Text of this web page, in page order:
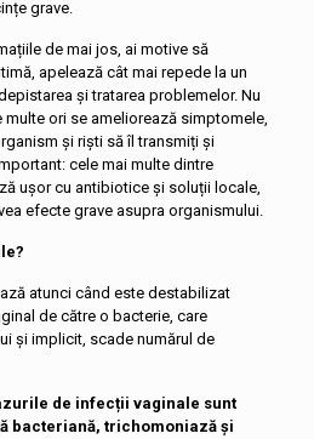
grave.
de mai jos, ai motive să
apelează cât mai repede la un
și tratarea problemelor. Nu
multe ori se ameliorează simptomele,
și riști să îl transmiți și
cele mai multe dintre
ușor cu antibiotice și soluții locale,
efecte grave asupra organismului.
atunci când este destabilizat
de către o bacterie, care
și implicit, scade numărul de
de infecții vaginale sunt
bacteriană, trichomoniază și